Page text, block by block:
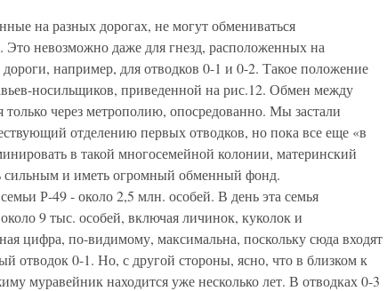
на разных дорогах, не могут обмениваться
Это невозможно даже для гнезд, расположенных на
например, для отводков 0-1 и 0-2. Такое положение
носильщиков, приведенной на рис.12. Обмен между
только через метрополию, опосредованно. Мы застали
отделению первых отводков, но пока все еще «в
в такой многосемейной колонии, материнский
сильным и иметь огромный обменный фонд.
Р-49 - около 2,5 млн. особей. В день эта семья
9 тыс. особей, включая личинок, куколок и
цифра, по-видимому, максимальна, поскольку сюда входят
отводок 0-1. Но, с другой стороны, ясно, что в близком к
муравейник находится уже несколько лет. В отводках 0-3